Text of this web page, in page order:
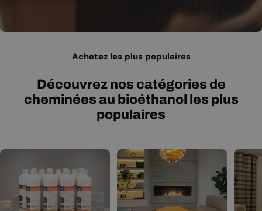
Achetez les plus populaires
Découvrez nos catégories de
cheminées au bioéthanol les plus
populaires